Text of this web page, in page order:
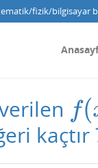
fizik/bilgisayar
f(
f(x